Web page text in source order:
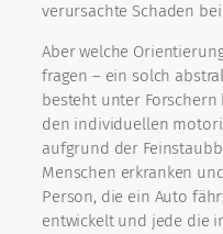
verursachte Schaden bei
Aber welche
fragen – ein solch
besteht unter Forschern
den individuellen
aufgrund der
Menschen erkranken
Person, die ein Auto
entwickelt und jede die